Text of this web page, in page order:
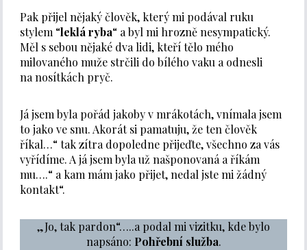
Pak přijel nějaký člověk, který mi podával ruku
stylem “leklá ryba“ a byl mi hrozně nesympatický.
Měl s sebou nějaké dva lidi, kteří tělo mého
milovaného muže strčili do bílého vaku a odnesli
na nosítkách pryč.
Já jsem byla pořád jakoby v mrákotách, vnímala jsem
to jako ve snu. Akorát si pamatuju, že ten člověk
říkal…“ tak zítra dopoledne přijeďte, všechno za vás
vyřídíme. A já jsem byla už našponovaná a říkám
mu….“ a kam mám jako přijet, nedal jste mi žádný
kontakt“.
„Jo, tak pardon“…..a podal mi vizitku, kde bylo
napsáno: Pohřební služba.